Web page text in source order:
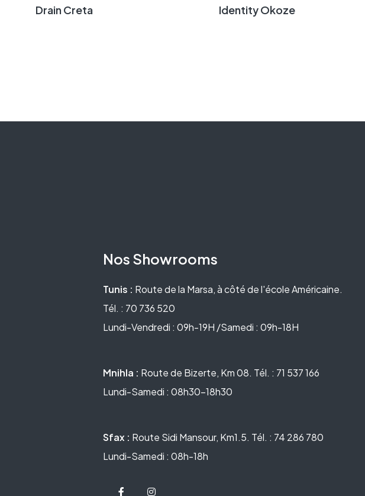
Drain Creta Identity Okoze
Nos Showrooms
Tunis : Route de la Marsa, à côté de l'école Américaine.
Tél. : 70 736 520
Lundi-Vendredi : 09h-19H /Samedi : 09h-18H
Mnihla : Route de Bizerte, Km 08. Tél. : 71 537 166
Lundi-Samedi : 08h30-18h30
Sfax : Route Sidi Mansour, Km1.5. Tél. : 74 286 780
Lundi-Samedi : 08h-18h